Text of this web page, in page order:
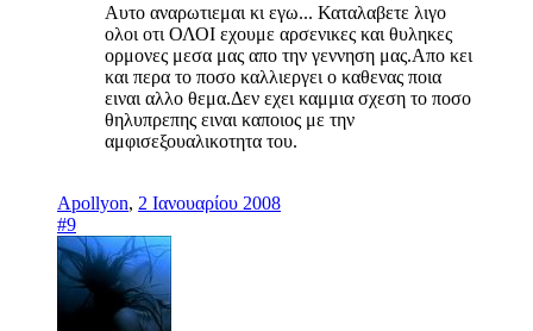
Αυτο αναρωτιεμαι κι εγω... Καταλαβετε λιγο
ολοι οτι ΟΛΟΙ εχουμε αρσενικες και θυληκες
ορμονες μεσα μας απο την γεννηση μας.Απο κει
και περα το ποσο καλλιεργει ο καθενας ποια
ειναι αλλο θεμα.Δεν εχει καμμια σχεση το ποσο
θηλυπρεπης ειναι καποιος με την
αμφισεξουαλικοτητα του.
Apollyon, 2 Ιανουαρίου 2008
#9